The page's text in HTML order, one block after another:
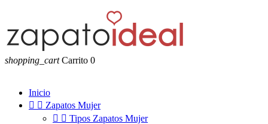
shopping_cart Carrito 0
Inicio
  Zapatos Mujer
  Tipos Zapatos Mujer